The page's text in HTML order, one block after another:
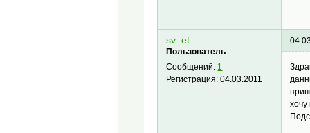
sv_et
Пользователь
Сообщений: 1
Регистрация:04.03.2011
хочу